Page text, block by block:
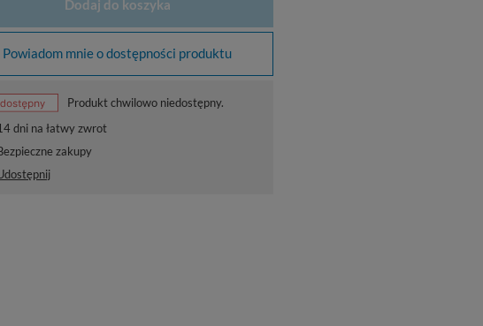
Dodaj do koszyka
Powiadom mnie o dostępności produktu
Produkt chwilowo niedostępny.
dni na łatwy zwrot
zakupy